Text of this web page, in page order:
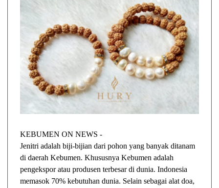
KEBUMEN ON NEWS -
Jenitri adalah biji-bijian dari pohon yang banyak ditanam
di daerah Kebumen. Khususnya Kebumen adalah
pengekspor atau produsen terbesar di dunia. Indonesia
memasok 70% kebutuhan dunia. Selain sebagai alat doa,